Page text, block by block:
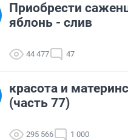
Приобрести
яблонь - слив
44 477 47
красота и
(часть 77)
295 566 1 000